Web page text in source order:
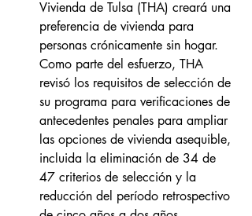
Vivienda de Tulsa (THA) creará una
preferencia de vivienda para
personas crónicamente sin hogar.
Como parte del esfuerzo, THA
revisó los requisitos de selección de
su programa para verificaciones de
antecedentes penales para ampliar
las opciones de vivienda asequible,
incluida la eliminación de 34 de
47 criterios de selección y la
reducción del período retrospectivo